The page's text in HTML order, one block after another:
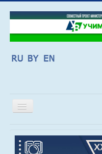
Включить/
выключить